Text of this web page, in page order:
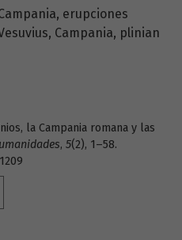
erupciones
Campania plinian
la Campania romana y las
, 5(2), 1–58.